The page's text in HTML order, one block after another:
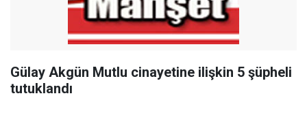
Gülay Akgün Mutlu cinayetine ilişkin 5 şüpheli
tutuklandı